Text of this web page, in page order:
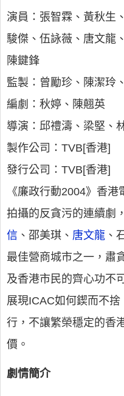
演員：張智霖、黃秋生
駿傑、伍詠薇、唐文龍
陳鍵鋒
監製：曾勵珍、陳潔玲
編劇：秋婷、陳翹英
導演：邱禮濤、梁堅、
製作公司：TVB[香港]
發行公司：TVB[香港]
《廉政行動2004》香
拍攝的反貪污的連續劇
信 、邵美琪、 唐文龍 、
最佳營商城市之一，肅
及香港市民的齊心功不
展現ICAC如何鍥而不
行，不讓繁榮穩定的香
價。
劇情簡介